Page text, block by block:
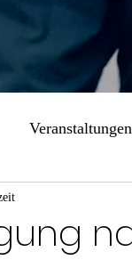
Veranstaltungen